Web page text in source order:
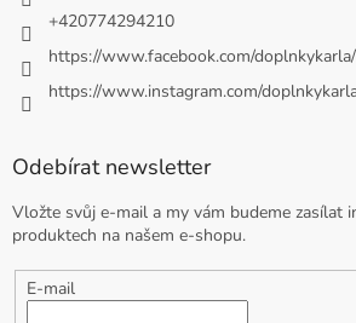
+420774294210
https://www.facebook.com/doplnkykarla/
https://www.instagram.com/
Odebírat newsletter
Vložte svůj e-mail a my vám budeme zasílat
produktech na našem e-shopu.
E-mail